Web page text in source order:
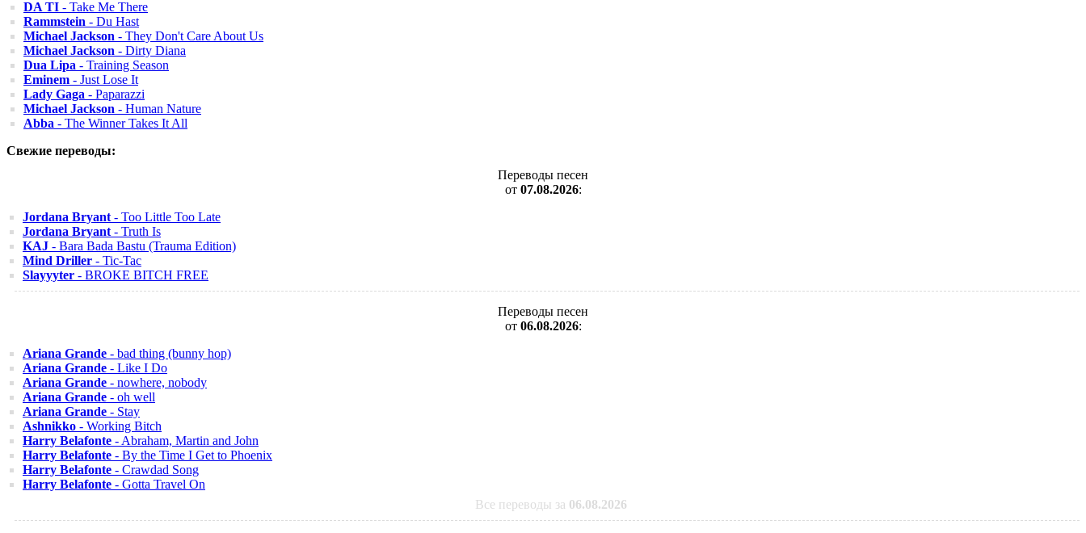
DA TI - Take Me There
Rammstein - Du Hast
Michael Jackson - They Don't Care About Us
Michael Jackson - Dirty Diana
Dua Lipa - Training Season
Eminem - Just Lose It
Lady Gaga - Paparazzi
Michael Jackson - Human Nature
Abba - The Winner Takes It All
Свежие переводы:
Переводы песен
от 07.08.2026:
Jordana Bryant - Too Little Too Late
Jordana Bryant - Truth Is
KAJ - Bara Bada Bastu (Trauma Edition)
Mind Driller - Tic-Tac
Slayyyter - BROKE BITCH FREE
Переводы песен
от 06.08.2026:
Ariana Grande - bad thing (bunny hop)
Ariana Grande - Like I Do
Ariana Grande - nowhere, nobody
Ariana Grande - oh well
Ariana Grande - Stay
Ashnikko - Working Bitch
Harry Belafonte - Abraham, Martin and John
Harry Belafonte - By the Time I Get to Phoenix
Harry Belafonte - Crawdad Song
Harry Belafonte - Gotta Travel On
Все переводы за 06.08.2026